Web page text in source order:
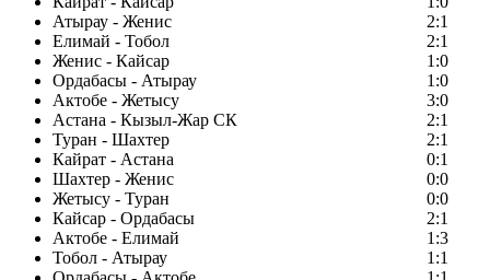
Атырау - Женис
2:1
Елимай - Тобол
2:1
Женис - Кайсар
1:0
Ордабасы - Атырау
1:0
Актобе - Жетысу
3:0
Астана - Кызыл-Жар СК
2:1
Туран - Шахтер
2:1
Кайрат - Астана
0:1
Шахтер - Женис
0:0
Жетысу - Туран
0:0
Кайсар - Ордабасы
2:1
Актобе - Елимай
1:3
Тобол - Атырау
1:1